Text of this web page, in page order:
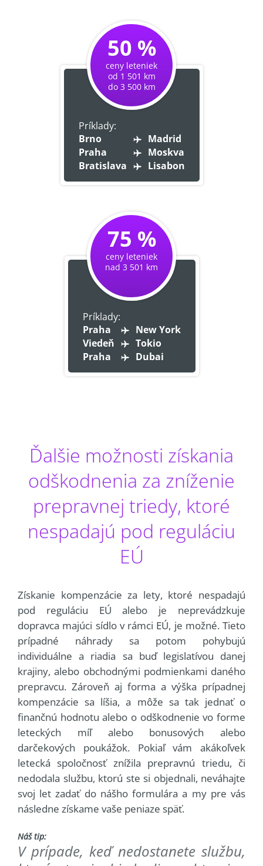
50 %
ceny leteniek
od 1 501 km
do 3 500 km
Príklady:
Brno
Madrid
Praha
Moskva
Bratislava
Lisabon
75 %
ceny leteniek
nad 3 501 km
Príklady:
Praha
New York
Viedeň
Tokio
Praha
Dubai
Ďalšie možnosti získania
odškodnenia za zníženie
prepravnej triedy, ktoré
nespadajú pod reguláciu
EÚ
Získanie kompenzácie za lety, ktoré nespadajú
pod reguláciu EÚ alebo je neprevádzkuje
dopravca majúci sídlo v rámci EÚ, je možné. Tieto
prípadné náhrady sa potom pohybujú
individuálne a riadia sa buď legislatívou danej
krajiny, alebo obchodnými podmienkami daného
prepravcu. Zároveň aj forma a výška prípadnej
kompenzácie sa líšia, a môže sa tak jednať o
finančnú hodnotu alebo o odškodnenie vo forme
leteckých míľ alebo bonusových alebo
darčekových poukážok. Pokiaľ vám akákoľvek
letecká spoločnosť znížila prepravnú triedu, či
nedodala službu, ktorú ste si objednali, neváhajte
svoj let zadať do nášho formulára a my pre vás
následne získame vaše peniaze späť.
Náš tip:
V prípade, keď nedostanete službu,